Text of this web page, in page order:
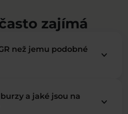
zajímá
než jemu podobné
keyboard_arrow_down
a jaké jsou na
keyboard_arrow_down